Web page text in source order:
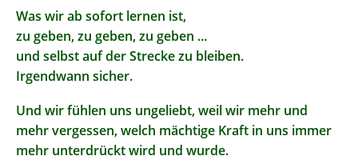
Was wir ab sofort lernen ist,
zu geben, zu geben, zu geben ...
und selbst auf der Strecke zu bleiben.
Irgendwann sicher.
Und wir fühlen uns ungeliebt, weil wir mehr und
mehr vergessen, welch mächtige Kraft in uns immer
mehr unterdrückt wird und wurde.